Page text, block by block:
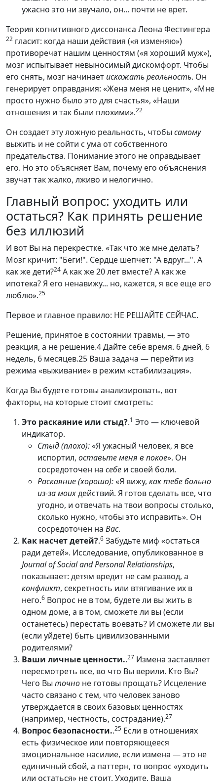
ужасно это ни звучало, он... почти не врет.
Теория когнитивного диссонанса Леона Фестингера
22 гласит: когда наши действия («я изменяю»)
противоречат нашим ценностям («я хороший муж»),
мозг испытывает невыносимый дискомфорт. Чтобы
его снять, мозг начинает искажать реальность. Он
генерирует оправдания: «Жена меня не ценит», «Мне
просто нужно было это для счастья», «Наши
отношения и так были плохими».22
Он создает эту ложную реальность, чтобы самому
выжить и не сойти с ума от собственного
предательства. Понимание этого не оправдывает
его. Но это объясняет Вам, почему его объяснения
звучат так жалко, лживо и нелогично.
Главный вопрос: уходить или
остаться? Как принять решение
без иллюзий
И вот Вы на перекрестке. «Так что же мне делать?
Мозг кричит: "Беги!". Сердце шепчет: "А вдруг...". А
как же дети?24 А как же 20 лет вместе? А как же
ипотека? Я его ненавижу... но, кажется, я все еще его
люблю».25
Первое и главное правило: НЕ РЕШАЙТЕ СЕЙЧАС.
Решение, принятое в состоянии травмы, — это
реакция, а не решение.4 Дайте себе время. 6 дней, 6
недель, 6 месяцев.25 Ваша задача — перейти из
режима «выживание» в режим «стабилизация».
Когда Вы будете готовы анализировать, вот
факторы, на которые стоит смотреть:
Это раскаяние или стыд?.1 Это — ключевой
индикатор.
Стыд (плохо):«Я ужасный человек, я все
испортил, оставьте меня в покое». Он
сосредоточен на себе и своей боли.
Раскаяние (хорошо):«Я вижу, как тебе больно
из-за моихдействий. Я готов сделать все, что
угодно, и отвечать на твои вопросы столько,
сколько нужно, чтобы это исправить». Он
сосредоточен на Вас.
Как насчет детей?.6 Забудьте миф «остаться
ради детей». Исследование, опубликованное в
Journal of Social and Personal Relationships,
показывает: детям вредит не сам развод, а
конфликт, секретность или втягивание их в
него.6 Вопрос не в том, будете ли вы жить в
одном доме, а в том, сможете ли вы (если
останетесь) перестать воевать? И сможете ли вы
(если уйдете) быть цивилизованными
родителями?
Ваши личные ценности..27 Измена заставляет
пересмотреть все, во что Вы верили. Кто Вы?
Чего Вы точно не готовы прощать? Исцеление
часто связано с тем, что человек заново
утверждается в своих базовых ценностях
(например, честность, сострадание).27
Вопрос безопасности..25 Если в отношениях
есть физическое или повторяющееся
эмоциональное насилие, если измена — это не
единичный сбой, а паттерн, то вопрос «уходить
или остаться» не стоит. Уходите. Ваша